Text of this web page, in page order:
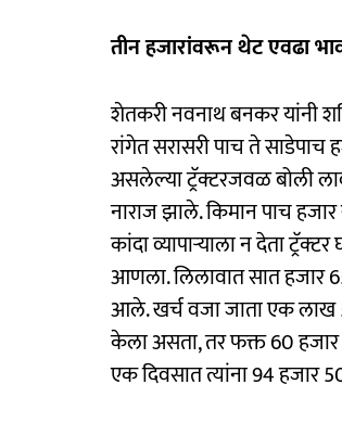
तीन हजारांवरून थेट एवढा
शेतकरी नवनाथ बनकर यांनी
रांगेत सरासरी पाच ते साडेपाच
असलेल्या ट्रॅक्‍टरजवळ बोली
नाराज झाले. किमान पाच
कांदा व्यापाऱ्याला न देता
आणला. लिलावात सात हजार
आले. खर्च वजा जाता एक लाख
केला असता, तर फक्त 60 हजार
एक दिवसात त्यांना 94 हजार